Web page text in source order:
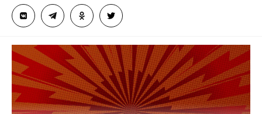
Косыгина) вдохновлена картиной Архипа
Куинджи. Манифест молодежной программы —
«Творим вместе», созданная с использованием
апсайклинга. Московский государственный
институт культуры представит камерную
коллекцию «Альбом моей бабушки».